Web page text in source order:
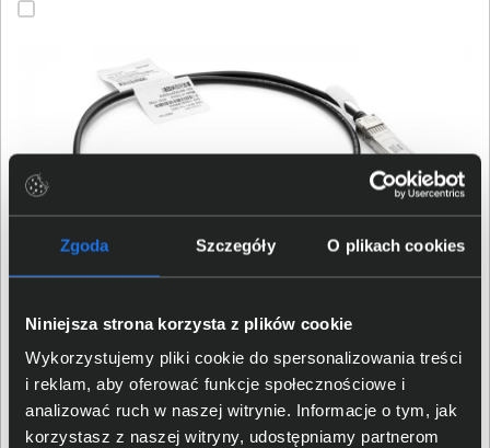
Zgoda Szczegóły O plikach cookies
Niniejsza strona korzysta z plików cookie
Wykorzystujemy pliki cookie do spersonalizowania treści
i reklam, aby oferować funkcje społecznościowe i
analizować ruch w naszej witrynie. Informacje o tym, jak
korzystasz z naszej witryny, udostępniamy partnerom
Kabel DAC HPE Aruba Instant On 10Gb SFP+ 1m
miedziany R9D19A